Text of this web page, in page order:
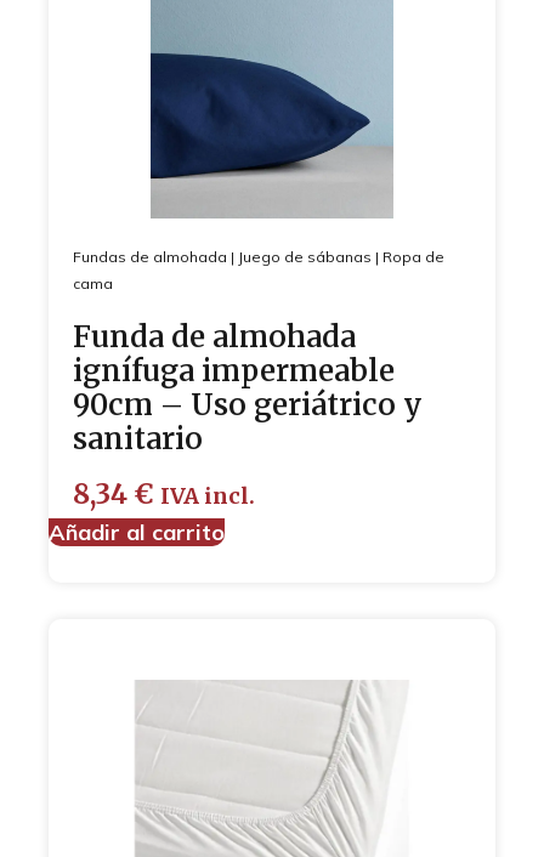
Fundas de almohada | Juego de sábanas | Ropa de
cama
Funda de almohada
ignífuga impermeable
90cm – Uso geriátrico y
sanitario
8,34 € IVA incl.
Añadir al carrito